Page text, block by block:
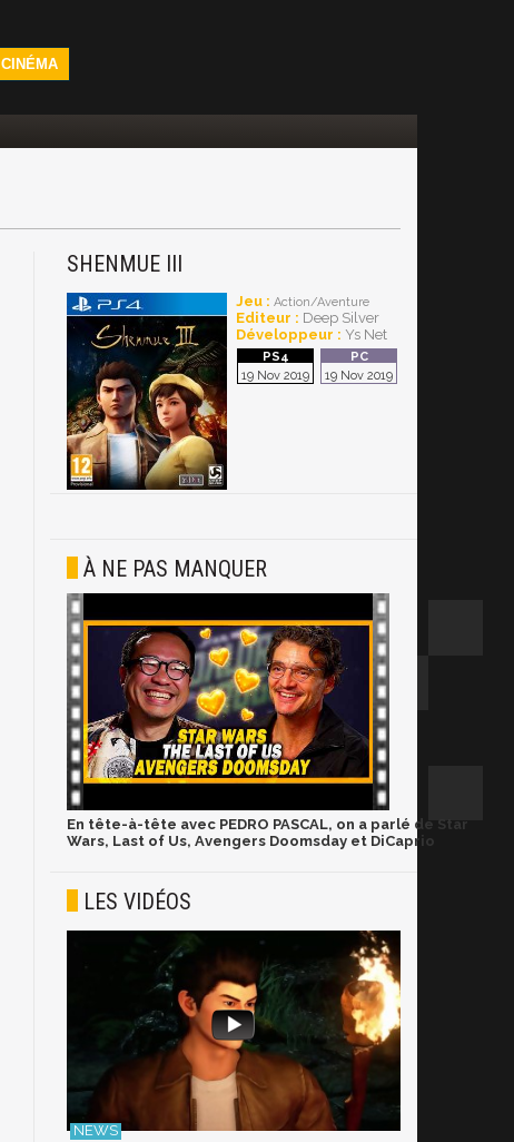
CINÉMA
SHENMUE III
Jeu : Action/Aventure
Editeur : Deep Silver
Développeur : Ys Net
19 Nov 2019 19 Nov 2019
À NE PAS MANQUER
En tête-à-tête avec PEDRO PASCAL, on a parlé de Star
Wars, Last of Us, Avengers Doomsday et DiCaprio
LES VIDÉOS